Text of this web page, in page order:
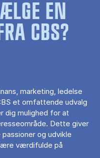
EN
CBS?
marketing, ledelse
et omfattende udvalg
dig mulighed for at
Dette giver
og udvikle
værdifulde på